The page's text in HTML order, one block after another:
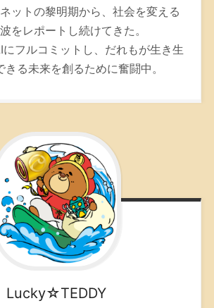
ットの黎明期から、社会を変える
をレポートし続けてきた。
フルコミットし、だれもが生き生
きる未来を創るために奮闘中。
Lucky☆TEDDY